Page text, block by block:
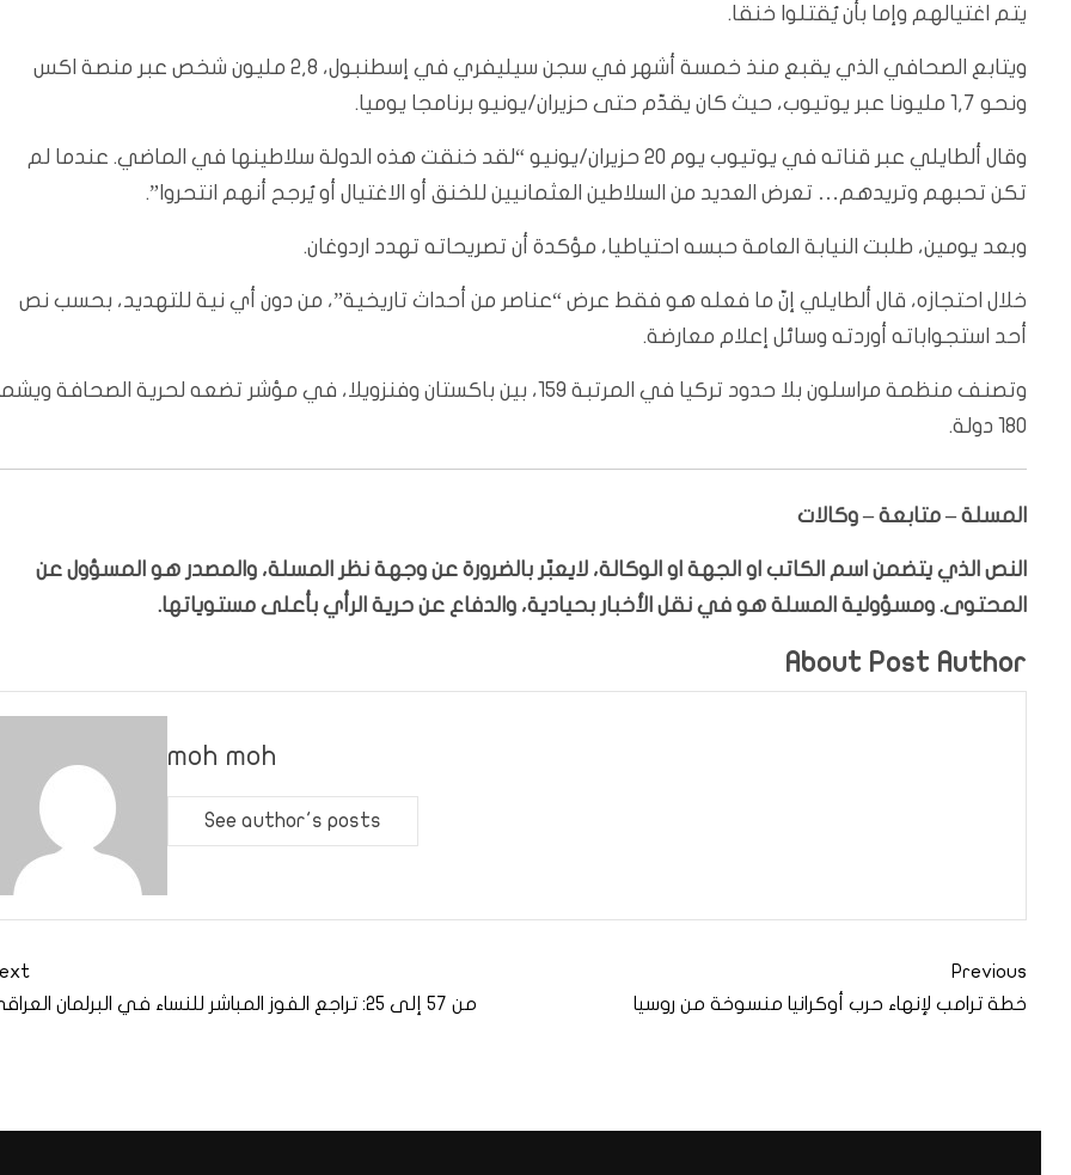
يتم اغتيالهم وإما بأن يُقتلوا خنقا.
ويتابع الصحافي الذي يقبع منذ خمسة أشهر في سجن سيليفري في إسطنبول، 2,8 مليون شخص عبر منصة اكس
ونحو 1,7 مليونا عبر يوتيوب، حيث كان يقدّم حتى حزيران/يونيو برنامجا يوميا.
وقال ألطايلي عبر قناته في يوتيوب يوم 20 حزيران/يونيو “لقد خنقت هذه الدولة سلاطينها في الماضي. عندما لم
تكن تحبهم وتريدهم… تعرض العديد من السلاطين العثمانيين للخنق أو الاغتيال أو يُرجح أنهم انتحروا”.
وبعد يومين، طلبت النيابة العامة حبسه احتياطيا، مؤكدة أن تصريحاته تهدد اردوغان.
خلال احتجازه، قال ألطايلي إنّ ما فعله هو فقط عرض “عناصر من أحداث تاريخية”، من دون أي نية للتهديد، بحسب نص
أحد استجواباته أوردته وسائل إعلام معارضة.
وتصنف منظمة مراسلون بلا حدود تركيا في المرتبة 159، بين باكستان وفنزويلا، في مؤشر تضعه لحرية الصحافة
180 دولة.
المسلة – متابعة – وكالات
النص الذي يتضمن اسم الكاتب او الجهة او الوكالة، لايعبّر بالضرورة عن وجهة نظر المسلة، والمصدر هو المسؤول عن
المحتوى. ومسؤولية المسلة هو في نقل الأخبار بحيادية، والدفاع عن حرية الرأي بأعلى مستوياتها.
About Post Author
moh moh
See author's posts
Previous
خطة ترامب لإنهاء حرب أوكرانيا منسوخة من روسيا
من 57 إلى 25: تراجع الفوز المباشر للنساء في البرلمان العراقي